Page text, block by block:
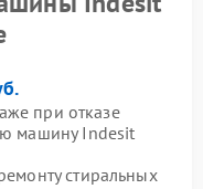
при отказе
машину Indesit
стиральных